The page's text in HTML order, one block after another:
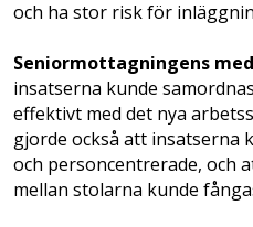
och ha stor risk för
Seniormottagningens
insatserna kunde
effektivt med det nya
gjorde också att insatserna
och personcentrerade, och
mellan stolarna kunde